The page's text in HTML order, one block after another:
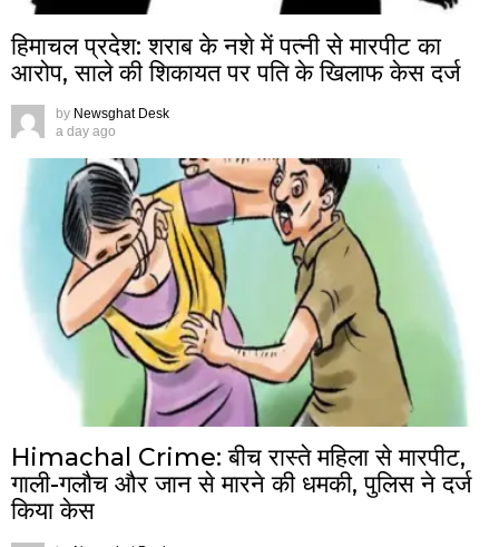
हिमाचल प्रदेश: शराब के नशे में पत्नी से मारपीट का
आरोप, साले की शिकायत पर पति के खिलाफ केस दर्ज
by Newsghat Desk
a day ago
Himachal Crime: बीच रास्ते महिला से मारपीट,
गाली-गलौच और जान से मारने की धमकी, पुलिस ने दर्ज
किया केस